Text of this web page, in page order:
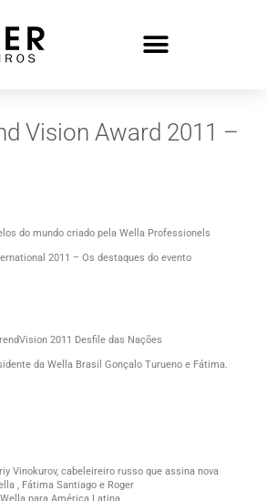
Vision Award 2011 –
do mundo criado pela Wella Professionels
2011 – Os destaques do evento
2011 Desfile das Nações
da Wella Brasil Gonçalo Turueno e Fátima.
Vinokurov, cabeleireiro russo que assina nova
, Fátima Santiago e Roger